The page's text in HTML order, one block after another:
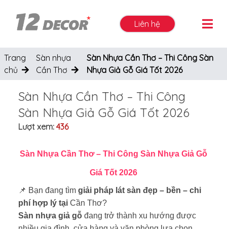
Liên hệ
Trang
chủ
Sàn nhựa
Cần Thơ
Sàn Nhựa Cần Thơ – Thi Công Sàn
Nhựa Giả Gỗ Giá Tốt 2026
Sàn Nhựa Cần Thơ – Thi Công
Sàn Nhựa Giả Gỗ Giá Tốt 2026
Lượt xem: 436
Sàn Nhựa Cần Thơ – Thi Công Sàn Nhựa Giả Gỗ
Giá Tốt 2026
📌 Bạn đang tìm giải pháp lát sàn đẹp – bền – chi
phí hợp lý tại Cần Thơ?
Sàn nhựa giả gỗ đang trở thành xu hướng được